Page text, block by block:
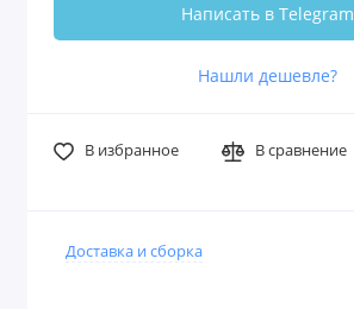
Написать в Telegram
Нашли дешевле?
В избранное В сравнение
Доставка и сборка